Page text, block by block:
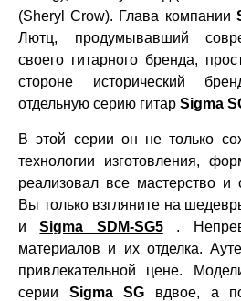
(Sheryl Crow). Глава компании
Лютц, продумывавший
своего гитарного бренда,
стороне исторический
отдельную серию гитар Sigma
В этой серии он не только
технологии изготовления,
реализовал все мастерство и
Вы только взгляните на
иSigma SDM-SG5.
материалов и их отделка.
привлекательной цене.
серии Sigma SG вдвое, а